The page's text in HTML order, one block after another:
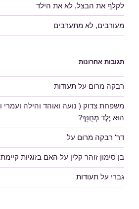
לקלף את הבצל, לא את הילד
מעורבים, לא מתערבים
תגובות אחרונות
רבקה מרום על תעודות
משפחת צדוק ( נועה ואוהד והילה ועמרי
הוּא יֶלֶד מְחֻנָּךְ?
דר' רבקה מרום על
בן סימון זוהר קלין על האם בזוגיות
גברי על תעודות